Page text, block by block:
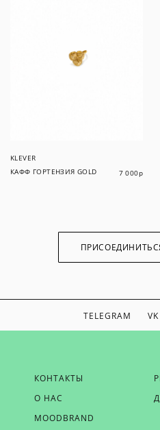
KLEVER
КАФФ ГОРТЕНЗИЯ GOLD
7 000р
TELEGRAM VK
КОНТАКТЫ
О НАС
MOODBRAND
ЕСЛИ ВЫ